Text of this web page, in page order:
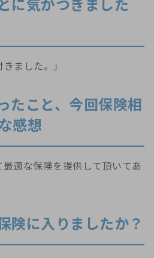
に気がつきました
ました。」
たこと、今回保険相
感想
最適な保険を提供して頂いてあ
険に入りましたか？